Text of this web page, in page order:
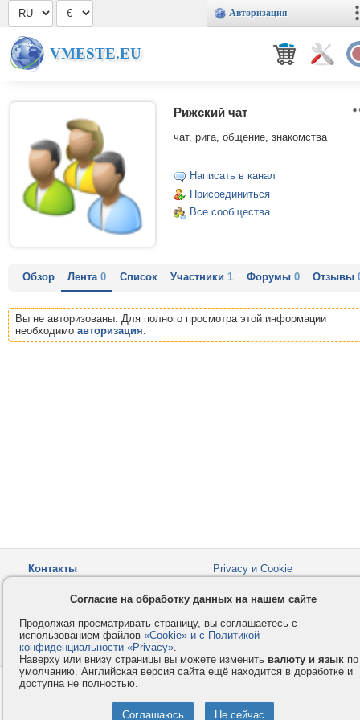
Авторизация
VMESTE.EU
Рижский чат
чат, рига, общение, знакомства
Написать в канал
Присоединиться
Все сообщества
Обзор Лента0 Список Участники1 Форумы 0 Отзывы
Вы не авторизованы. Для полного просмотра этой информации
необходимо авторизация.
Контакты
Privacy и Cookie
Как оплатить
Форумы
© 2008-2026VMESTE.EU
Согласие на обработку данных на нашем сайте
Продолжая просматривать страницу, вы соглашаетесь с
использованием файлов «Cookie» и с Политикой
конфиденциальности «Privacy».
Наверху или внизу страницы вы можете изменить валюту и язык по
умолчанию. Английская версия сайта ещё находится в доработке и
доступна не полностью.